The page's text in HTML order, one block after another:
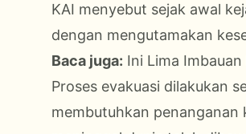
KAI menyebut sejak awal
dengan mengutamakan
Baca juga: Ini Lima
Proses evakuasi dilakukan
membutuhkan penanganan